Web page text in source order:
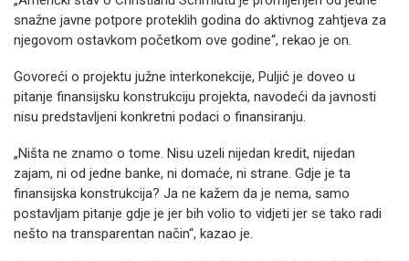
snažne javne potpore proteklih godina do aktivnog zahtjeva za
njegovom ostavkom početkom ove godine“, rekao je on.
Govoreći o projektu južne interkonekcije, Puljić je doveo u
pitanje finansijsku konstrukciju projekta, navodeći da javnosti
nisu predstavljeni konkretni podaci o finansiranju.
„Ništa ne znamo o tome. Nisu uzeli nijedan kredit, nijedan
zajam, ni od jedne banke, ni domaće, ni strane. Gdje je ta
finansijska konstrukcija? Ja ne kažem da je nema, samo
postavljam pitanje gdje je jer bih volio to vidjeti jer se tako radi
nešto na transparentan način“, kazao je.